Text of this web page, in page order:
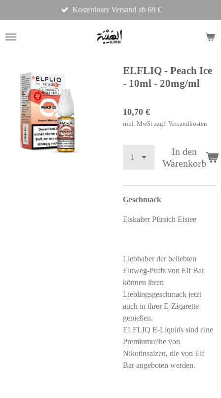
Hauptinhalt
springen
Kostenloser Versand ab 69 €
ELFLIQ - Peach Ice
- 10ml - 20mg/ml
10,70 €
inkl. MwSt zzgl. Versandkosten
In den
Warenkorb
Geschmack
Eiskalter Pfirsich Eistee
Liebhaber der beliebten
Einweg-Puffs von Elf Bar
können ihren
Lieblingsgeschmack jetzt
auch in ihrer E-Zigarette
genießen.
ELFLIQ E-Liquids sind eine
Premiumreihe von
Nikotinsalzen, die von Elf
Bar angeboten werden.